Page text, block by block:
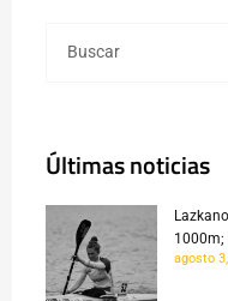
Últimas noticias
1000m;
agosto